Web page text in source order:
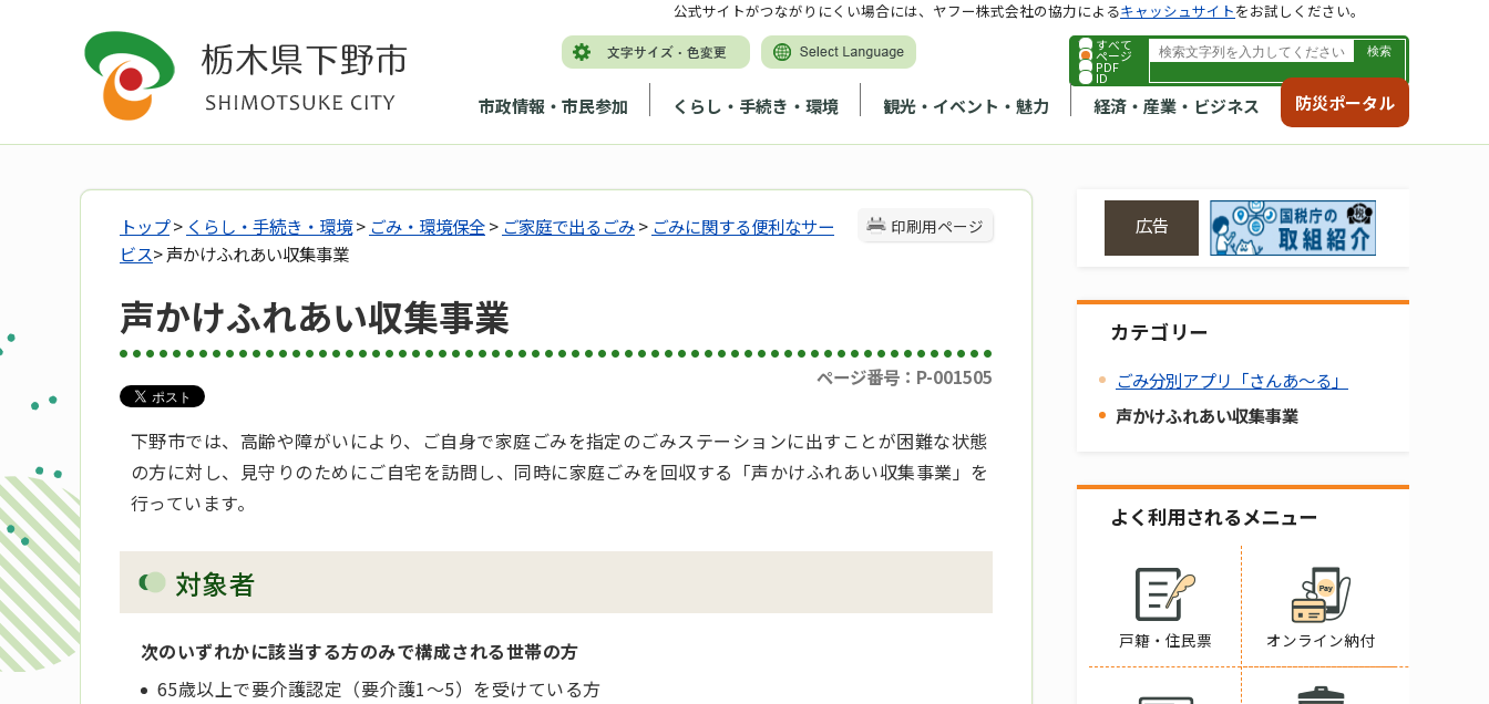
すべて
ページ
PDF
ID
市政情報・市民参加 くらし・手続き・環境 観光・イベント・魅力 経済・産業・ビジネス 防災ポータル
公式サイトがつながりにくい場合には、ヤフー株式会社の協力によるキャッシュサイトをお試しください。
印刷用ページ
トップ> くらし・手続き・環境> ごみ・環境保全> ご家庭で出るごみ> ごみに関する便利なサー
ビス> 声かけふれあい収集事業
声かけふれあい収集事業
ページ番号：P-001505
下野市では、高齢や障がいにより、ご自身で家庭ごみを指定のごみステーションに出すことが困難な状態
の方に対し、見守りのためにご自宅を訪問し、同時に家庭ごみを回収する「声かけふれあい収集事業」を
行っています。
対象者
次のいずれかに該当する方のみで構成される世帯の方
65歳以上で要介護認定（要介護1～5）を受けている方
広告
カテゴリー
ごみ分別アプリ「さんあ～る」
声かけふれあい収集事業
よく利用されるメニュー
戸籍・住民票 オンライン納付